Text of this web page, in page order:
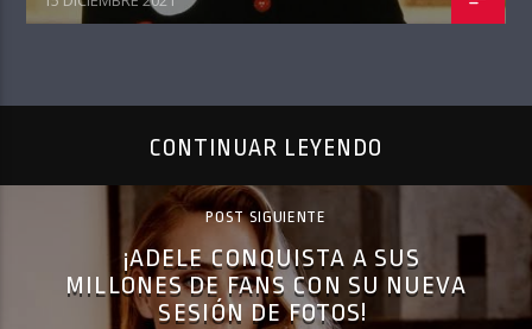
CONTINUAR LEYENDO
POST SIGUIENTE
¡ADELE CONQUISTA A SUS
MILLONES DE FANS CON SU NUEVA
SESIÓN DE FOTOS!